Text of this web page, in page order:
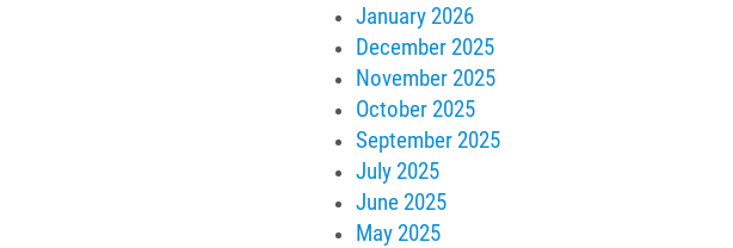
January 2026
December 2025
November 2025
October 2025
September 2025
July 2025
June 2025
May 2025